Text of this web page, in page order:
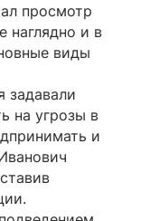
просмотр
наглядно и в
виды
задавали
на угрозы в
и